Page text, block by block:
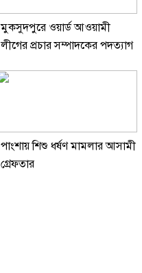
মুকসুদপুরে ওয়ার্ড আওয়ামী
লীগের প্রচার সম্পাদকের পদত্যাগ
পাংশায় শিশু ধর্ষণ মামলার আসামী
গ্রেফতার